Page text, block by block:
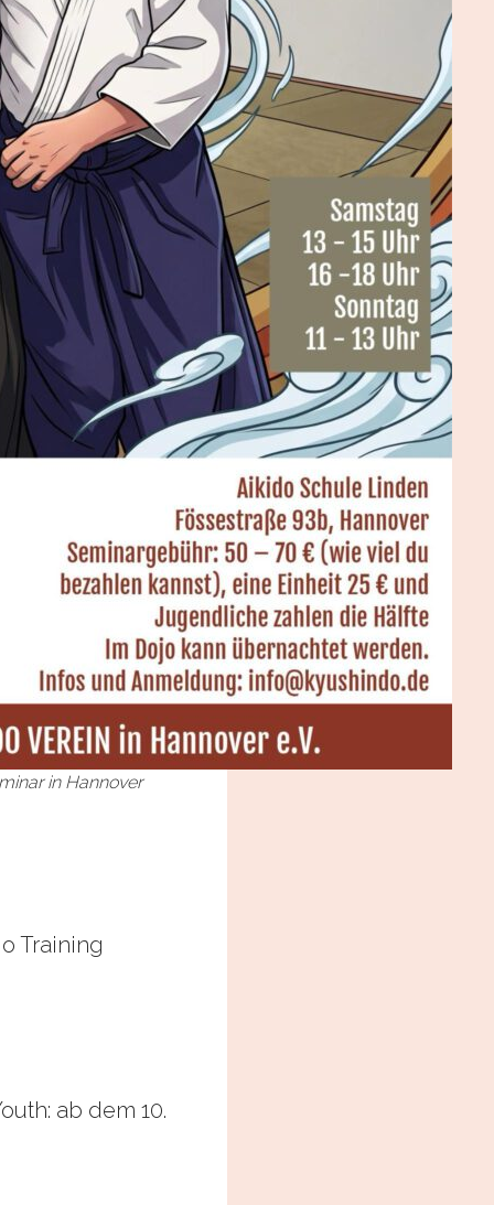
in Hannover
Training
ab dem 10.